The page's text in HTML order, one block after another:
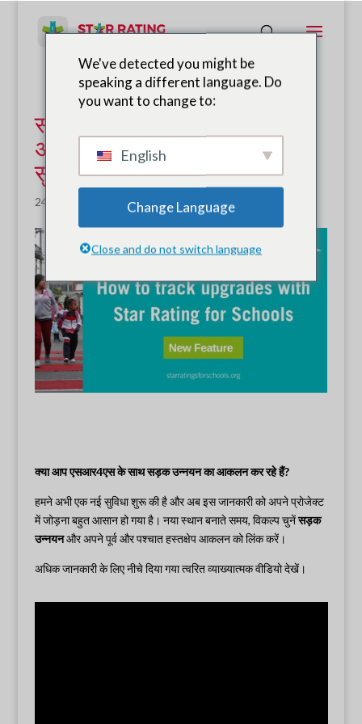
स्कूलों के लिए स्टार रेटिंग के साथ
अपग्रेड को ट्रैक करना - नई
सुविधा
24 जनवरी, 2022 समाचार
क्या आप एसआर4एस के साथ सड़क उन्नयन का आकलन कर रहे हैं?
हमने अभी एक नई सुविधा शुरू की है और अब इस जानकारी को अपने प्रोजेक्ट
में जोड़ना बहुत आसान हो गया है। नया स्थान बनाते समय, विकल्प चुनेंसड़क
उन्नयनऔर अपने पूर्व और पश्चात हस्तक्षेप आकलन को लिंक करें।
अधिक जानकारी के लिए नीचे दिया गया त्वरित व्याख्यात्मक वीडियो देखें।
We've detected you might be
speaking a different language. Do
you want to change to:
English
Change Language
Close and do not switch language